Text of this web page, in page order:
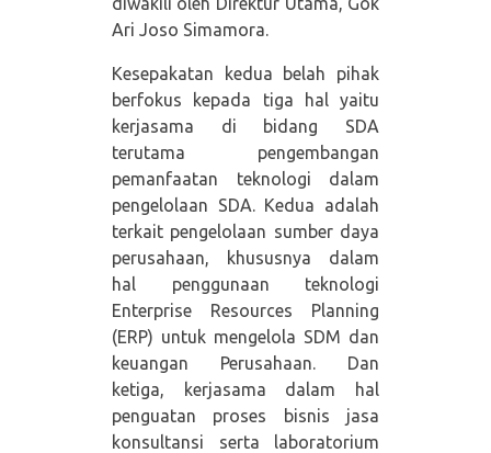
Ari Joso Simamora.
Kesepakatan kedua belah pihak
berfokus kepada tiga hal yaitu
kerjasama di bidang SDA
terutama pengembangan
pemanfaatan teknologi dalam
pengelolaan SDA. Kedua adalah
terkait pengelolaan sumber daya
perusahaan, khususnya dalam
hal penggunaan teknologi
Enterprise Resources Planning
(ERP) untuk mengelola SDM dan
keuangan Perusahaan. Dan
ketiga, kerjasama dalam hal
penguatan proses bisnis jasa
konsultansi serta laboratorium